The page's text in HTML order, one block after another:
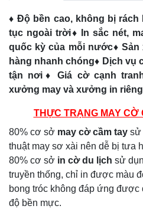
♦ Độ bền cao, không bị
tục ngoài trời♦ In sắc nét,
quốc kỳ của mỗi nước♦ Sản
hàng nhanh chóng♦ Dịch vụ
tận nơi♦ Giá cờ cạnh
xưởng may và xưởng in
THỰC TRẠNG MAY CỜ
80% cơ sở may cờ cầm tay sử
thuật may sơ xài nên dễ bị tưa
80% cơ sở in cờ du lịch sử
truyền thống, chỉ in được màu
bong tróc không đáp ứng được
độ bền mực.